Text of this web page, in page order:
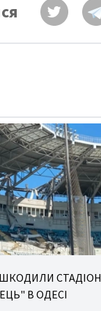
СТАДІОН
В ОДЕСІ